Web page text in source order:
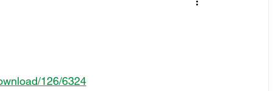
（国立）木更津工業高等専門学校
126/6324